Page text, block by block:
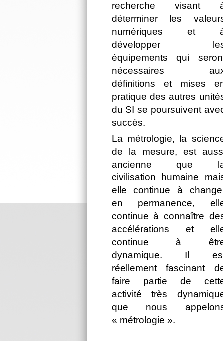
recherche visant
déterminer les
numériques et
développer
équipements qui
nécessaires
définitions et mises
pratique des autres
du SI se poursuivent
succès.
La métrologie, la
de la mesure, est
ancienne que
civilisation humaine
elle continue à
en permanence,
continue à connaître
accélérations et
continue à
dynamique. Il
réellement fascinant
faire partie de
activité très
que nous
« métrologie ».